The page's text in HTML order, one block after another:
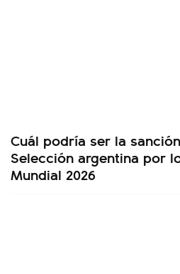
Cuál podría ser la
Selección argentina por
Mundial 2026